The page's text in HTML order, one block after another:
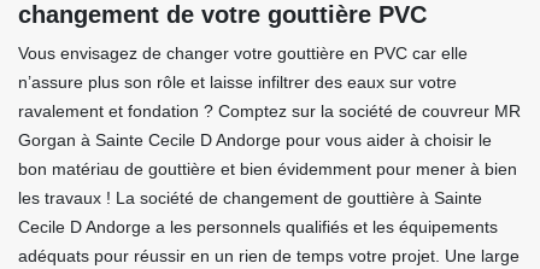
changement de votre gouttière PVC
Vous envisagez de changer votre gouttière en PVC car elle
n’assure plus son rôle et laisse infiltrer des eaux sur votre
ravalement et fondation ? Comptez sur la société de couvreur MR
Gorgan à Sainte Cecile D Andorge pour vous aider à choisir le
bon matériau de gouttière et bien évidemment pour mener à bien
les travaux ! La société de changement de gouttière à Sainte
Cecile D Andorge a les personnels qualifiés et les équipements
adéquats pour réussir en un rien de temps votre projet. Une large